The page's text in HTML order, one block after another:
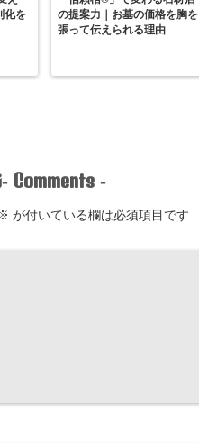
化を
の提案力｜お墓の価格を胸を
張って伝えられる理由
- Comments-
が付いている欄は必須項目です